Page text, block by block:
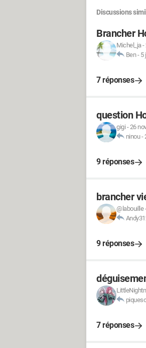
Discussions
Brancher
Michel_ja-
Ben- 5
7 réponses
question
gigi -26
ninou-
9 réponses
brancher
@labouille
9 réponses
7 réponses